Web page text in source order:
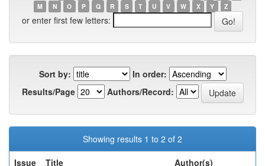
M
N O P Q R S T U V W X Y Z
or enter first few letters:
Sort by:
In order:
Results/Page
Authors/Record:
Showing results 1 to 2 of 2
Issue
Title Author(s)